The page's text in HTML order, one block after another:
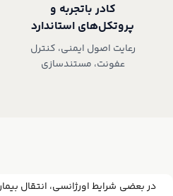
کادر باتجربه و
پروتکل‌های استاندارد
رعایت اصول ایمنی، کنترل
عفونت، مستندسازی
در بعضی شرایط اورژانسی، انتقال